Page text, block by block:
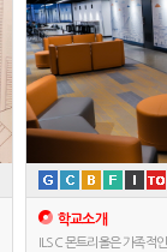
학교소개
ILSC 몬트리올은 가족